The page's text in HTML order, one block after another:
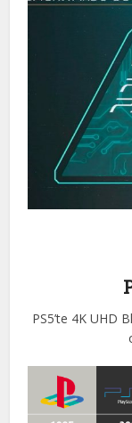
PS5’te 4K UHD